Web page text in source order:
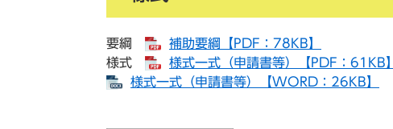
要綱
補助要綱【PDF：78KB】
様式
様式一式（申請書等）【PDF：61KB】
様式一式（申請書等）【WORD：26KB】